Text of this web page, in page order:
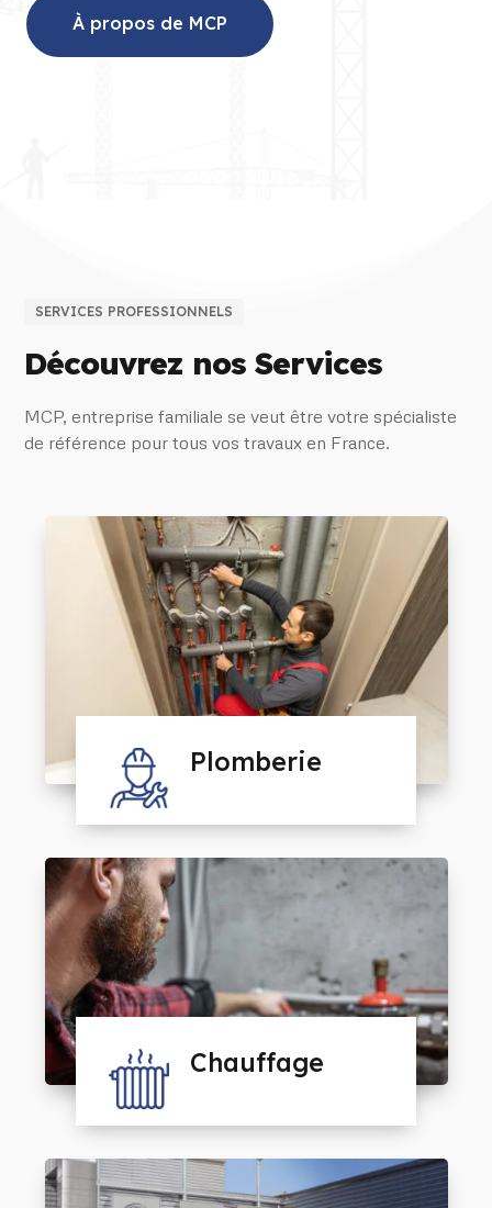
À propos de MCP
SERVICES PROFESSIONNELS
Découvrez nos Services
MCP, entreprise familiale se veut être votre spécialiste
de référence pour tous vos travaux en France.
Plomberie
Chauffage